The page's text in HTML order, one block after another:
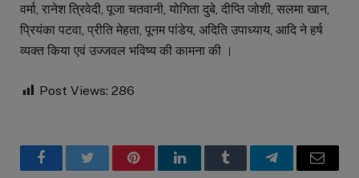
वर्मा, रानेश त्रिवेदी, पूजा चतवानी, योगिता दुबे, दीप्ति जोशी, सलमा खान,
प्रियंका पटवा, प्रीति मेहता, पूनम पांडेय, अदिति उपाध्याय, आदि ने हर्ष
व्यक्त किया एवं उज्जवल भविष्य की कामना की ।
Post Views: 286
FacebookTwitter PinterestLinkedInTumblr TelegramEmail